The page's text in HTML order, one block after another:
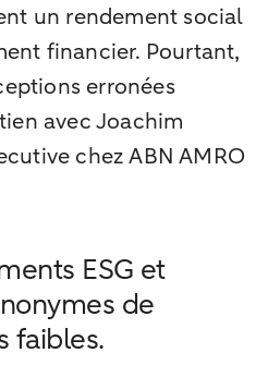
un rendement social
financier. Pourtant,
erronées
avec Joachim
chez ABN AMRO
ESG et
de
faibles.